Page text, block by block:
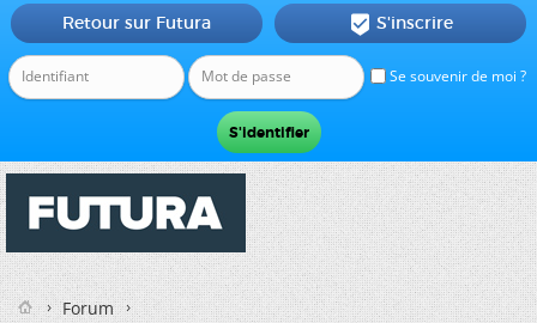
Se souvenir de moi ?
Retour sur Futura  S'inscrire
Forum